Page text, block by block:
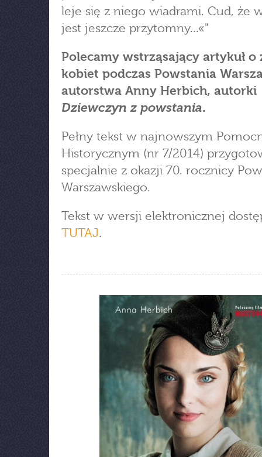
leje się z niego wiadrami. Cud, że
jest jeszcze przytomny...«"
Polecamy wstrząsający artykuł o
kobiet podczas Powstania
autorstwa Anny Herbich, autorki
Dziewczyn z powstania.
Pełny tekst w najnowszym
Historycznym (nr 7/2014)
specjalnie z okazji 70. rocznicy
Warszawskiego.
Tekst w wersji elektronicznej
TUTAJ.